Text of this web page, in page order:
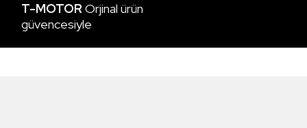
T-MOTOROrjinal ürün
güvencesiyle